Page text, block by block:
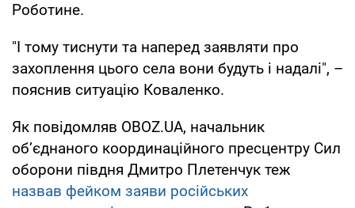
Роботине.
"І тому тиснути та наперед заявляти про
захоплення цього села вони будуть і надалі", –
пояснив ситуацію Коваленко.
Як повідомляв OBOZ.UA, начальник
об’єднаного координаційного пресцентру Сил
оборони півдня Дмитро Плетенчук теж
назвав фейком заяви російських